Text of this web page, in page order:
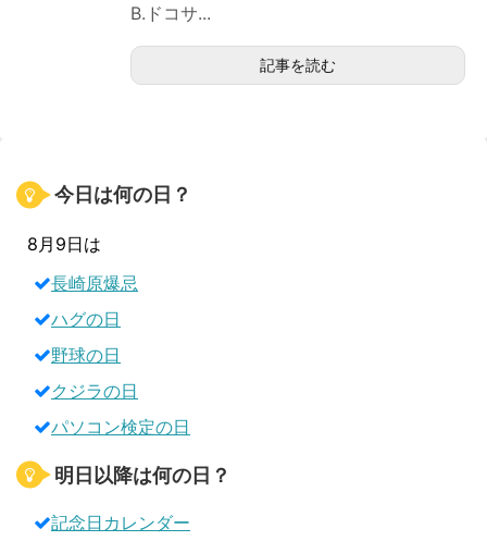
B.ドコサ...
記事を読む
今日は何の日？
8月9日は
長崎原爆忌
ハグの日
野球の日
クジラの日
パソコン検定の日
明日以降は何の日？
記念日カレンダー